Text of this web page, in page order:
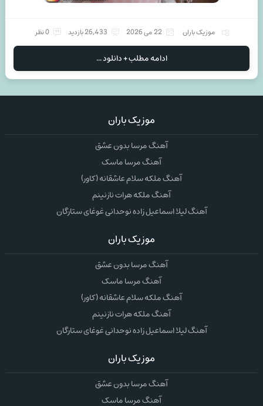
موزیک باران 22 می 2026 26,433 بازدید 0 نظر
ادامه مطلب + دانلود ...
موزیک باران
آهنگ مرسا بدون عشق
آهنگ مرسا ماسک
آهنگ ملکه سلام عاشقانه (کاور)
آهنگ ملکه هرات نازنینم
آهنگ لیلا اسماعیل زاده نوحدانی غوغای ستارگان
موزیک باران
آهنگ مرسا بدون عشق
آهنگ مرسا ماسک
آهنگ ملکه سلام عاشقانه (کاور)
آهنگ ملکه هرات نازنینم
آهنگ لیلا اسماعیل زاده نوحدانی غوغای ستارگان
موزیک باران
آهنگ مرسا بدون عشق
آهنگ مرسا ماسک